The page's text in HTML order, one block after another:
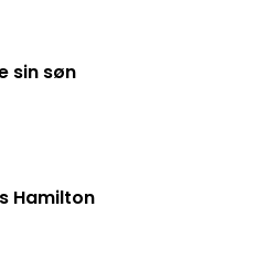
sin søn
Hamilton